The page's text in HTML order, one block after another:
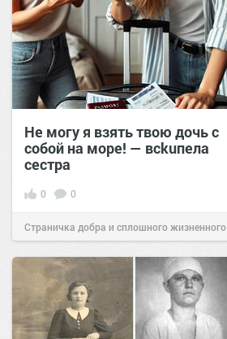
Не могу я взять твою дочь с
собой на море! — всkuпела
сестра
0 0
Страничка добра и сплошного жизненного
позитива!15:4029 мар 2025